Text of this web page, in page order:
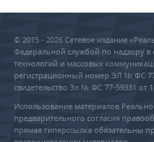
© 2015 - 2026 Сетевое издание
Федеральной службой по надзору
технологий и массовых
регистрационный номер ЭЛ № ФС 77
свидетельство Эл № ФС 77-59331 от
Использование материалов
предварительного согласия
прямая гиперссылка обязательны